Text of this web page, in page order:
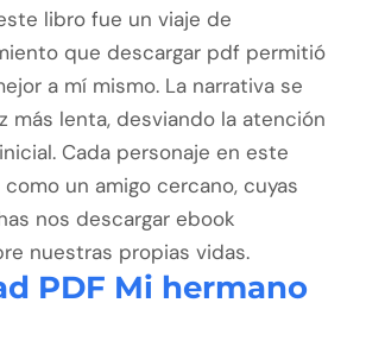
libro fue un viaje de
que descargar pdf permitió
a mí mismo. La narrativa se
más lenta, desviando la atención
Cada personaje en este
un amigo cercano, cuyas
nos descargar ebook
nuestras propias vidas.
PDF Mi hermano